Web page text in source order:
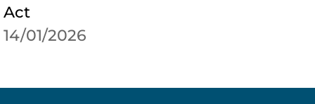
Act
14/01/2026